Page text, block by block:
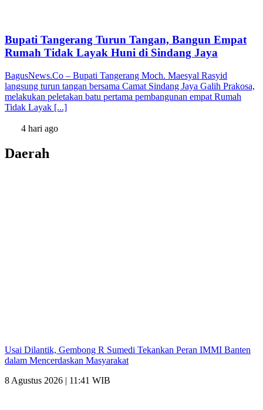
Bupati Tangerang Turun Tangan, Bangun Empat
Rumah Tidak Layak Huni di Sindang Jaya
BagusNews.Co – Bupati Tangerang Moch. Maesyal Rasyid
langsung turun tangan bersama Camat Sindang Jaya Galih Prakosa,
melakukan peletakan batu pertama pembangunan empat Rumah
Tidak Layak [...]
4 hari ago
Daerah
Usai Dilantik, Gembong R Sumedi Tekankan Peran IMMI Banten
dalam Mencerdaskan Masyarakat
8 Agustus 2026 | 11:41 WIB